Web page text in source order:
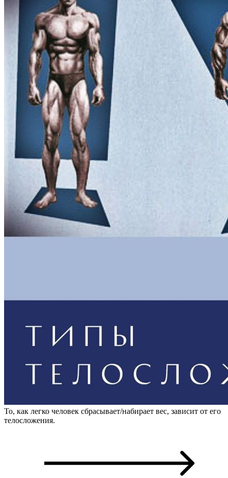
То, как легко человек сбрасывает/набирает вес, зависит от его
телосложения.